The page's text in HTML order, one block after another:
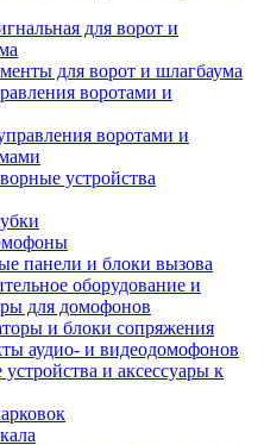
для ворот и
для ворот и шлагбаума
воротами и
воротами и
устройства
панели и блоки вызова
оборудование и
для домофонов
и блоки сопряжения
аудио- и видеодомофонов
и аксессуары к